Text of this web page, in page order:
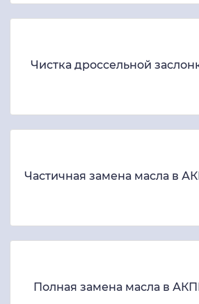
Чистка дроссельной
Частичная замена масла в
Полная замена масла в